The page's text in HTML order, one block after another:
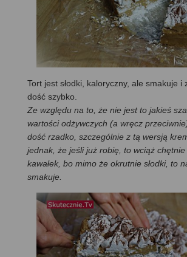
Tort jest słodki, kaloryczny, ale smakuje i
dość szybko.
Ze względu na to, że nie jest to jakieś
wartości odżywczych (a wręcz
dość rzadko, szczególnie z tą wersją
jednak, że jeśli już robię, to wciąż
kawałek, bo mimo że okrutnie słodki, to
smakuje.